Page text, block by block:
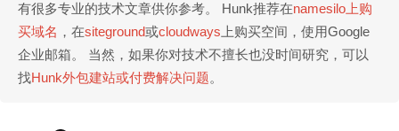
有很多专业的技术文章供你参考。 Hunk推荐在namesilo上购
买域名 ，在siteground或cloudways 上购买空间，使用Google
企业邮箱。 当然，如果你对技术不擅长也没时间研究，可以
找Hunk外包建站或付费解决问题。